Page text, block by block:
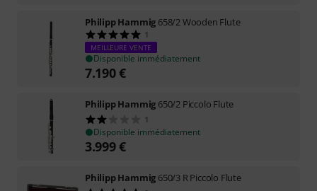
Philipp Hammig 658/2 Wooden Flute
1
MEILLEURE VENTE
Disponible immédiatement
7.190€
Philipp Hammig 650/2 Piccolo Flute
1
Disponible immédiatement
3.999€
Philipp Hammig 650/3 R Piccolo Flute